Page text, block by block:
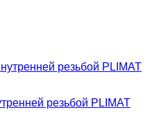
резьбой PLIMAT